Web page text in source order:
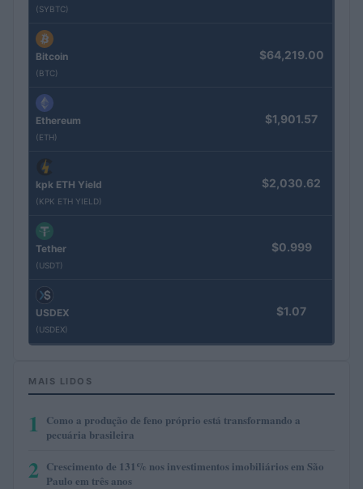
(SYBTC)
Bitcoin
(BTC)
$64,219.00
Ethereum
(ETH)
$1,901.57
kpk ETH Yield
(KPK ETH YIELD)
$2,030.62
Tether
(USDT)
$0.999
USDEX
(USDEX)
$1.07
MAIS LIDOS
1
Como a produção de feno próprio está transformando a
pecuária brasileira
2 Crescimento de 131% nos investimentos imobiliários em São
Paulo em três anos